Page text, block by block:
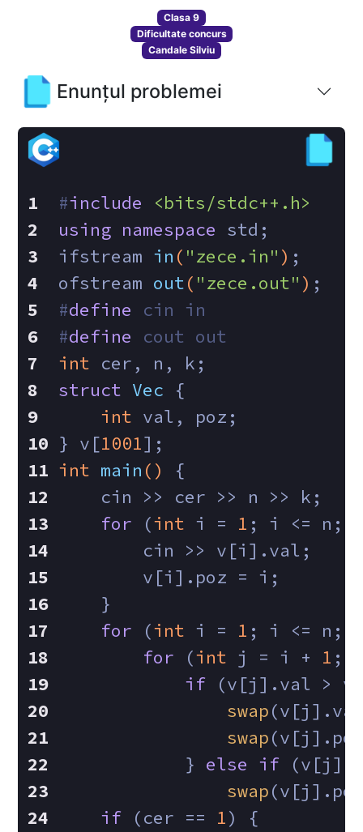
Clasa 9
Dificultate concurs
Candale Silviu
Enunțul problemei
#include
<bits/stdc++.h>
using namespace std;
ifstream in ( "zece.in" ) ;
ofstream out( "zece.out" ) ;
#define cin in
#define cout out
int cer, n, k;
struct Vec {
int val, poz;
} v[1001];
int main ()
{
    cin >> cer >> n >> k;
for (int i = 1 ; i <= n;
        cin >> v[i].val;
        v[i].poz = i;
    }
for (int i = 1 ; i <= n;
for (int j = i + 1 ; j
if (v[j].val >
swap
swap
            }
else if
swap
if (cer == 1) {